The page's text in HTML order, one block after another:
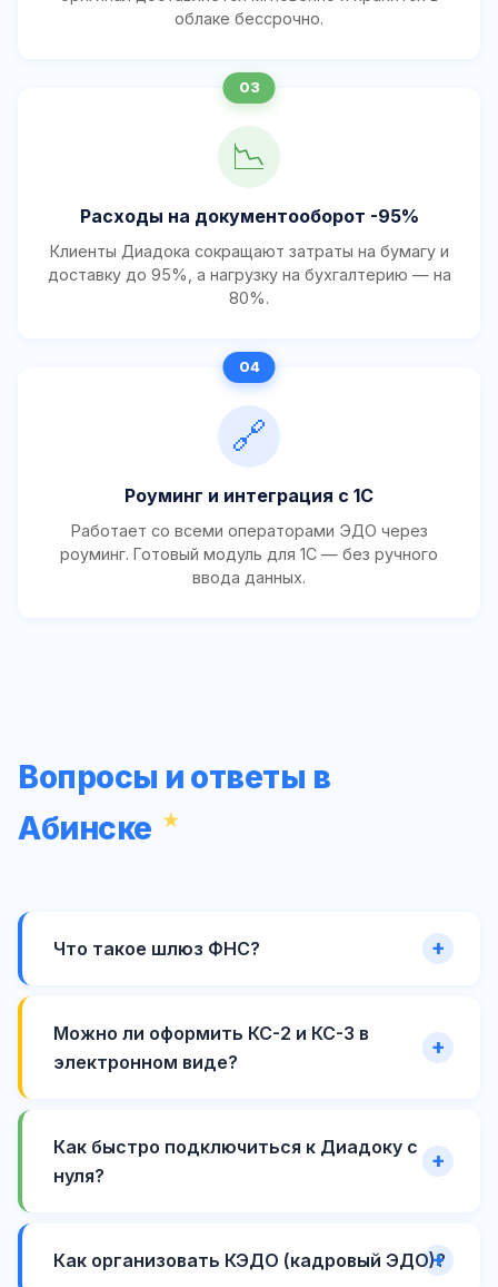
облаке бессрочно.
📉
Расходы на документооборот -95%
Клиенты Диадока сокращают затраты на бумагу и
доставку до 95%, а нагрузку на бухгалтерию — на
80%.
🔗
Роуминг и интеграция с 1С
Работает со всеми операторами ЭДО через
роуминг. Готовый модуль для 1С — без ручного
ввода данных.
Вопросы и ответы в
Абинске
Что такое шлюз ФНС?
Можно ли оформить КС-2 и КС-3 в
электронном виде?
Как быстро подключиться к Диадоку с
нуля?
Как организовать КЭДО (кадровый ЭДО)?